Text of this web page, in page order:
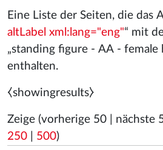
Eine Liste der Seiten, die das
altLabel xml:lang="eng"“ mit
„standing figure - AA - female
enthalten.
⧼showingresults⧽
Zeige (vorherige 50 nächste
250
500)